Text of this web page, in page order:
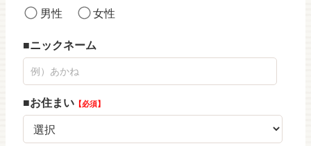
男性
女性
ニックネーム
お住まい 必須